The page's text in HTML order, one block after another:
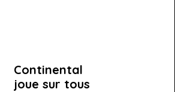
Continental
joue sur tous